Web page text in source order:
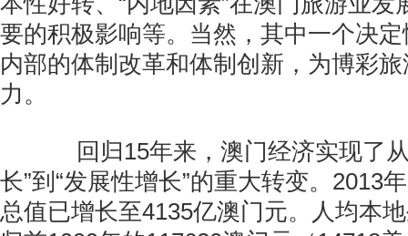
要的积极影响等。当然，其中一个决
内部的体制改革和体制创新，为博彩
力。
回归15年来，澳门经济实现了从
长”到“发展性增长”的重大转变。2013
总值已增长至4135亿澳门元。人均本